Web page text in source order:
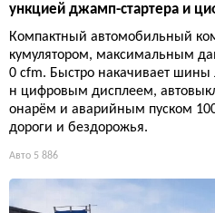
ункцией джамп-стартера и
Компактный автомобильный
кумулятором, максимальным
0 cfm. Быстро накачивает шины
н цифровым дисплеем,
онарём и аварийным пуском
дороги и бездорожья.
Авто 5 886